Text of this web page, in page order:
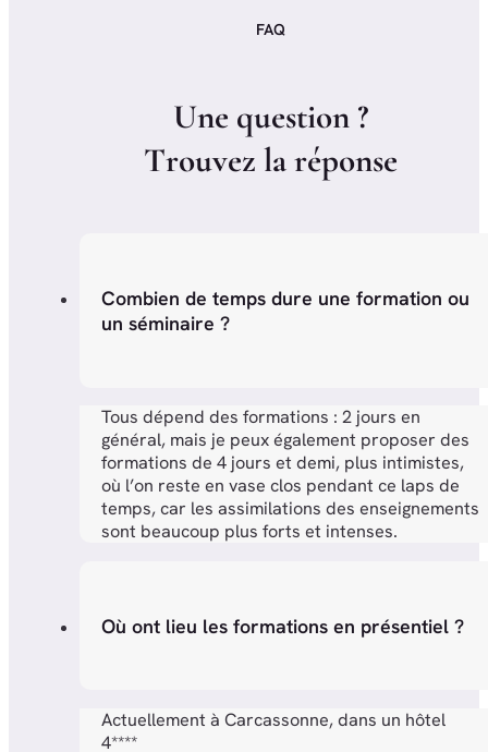
FAQ
Une question ?
Trouvez laréponse
Combien de temps dure une formation ou
un séminaire ?
Tous dépend des formations : 2 jours en
général, mais je peux également proposer des
formations de 4 jours et demi, plus intimistes,
où l’on reste en vase clos pendant ce laps de
temps, car les assimilations des enseignements
sont beaucoup plus forts et intenses.
Où ont lieu les formations en présentiel ?
Actuellement à Carcassonne, dans un hôtel
4****